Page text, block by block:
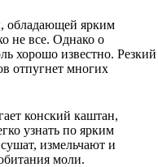
обладающей ярким
не все. Однако о
хорошо известно. Резкий
отпугнет многих
конский каштан,
узнать по ярким
измельчают и
моли.